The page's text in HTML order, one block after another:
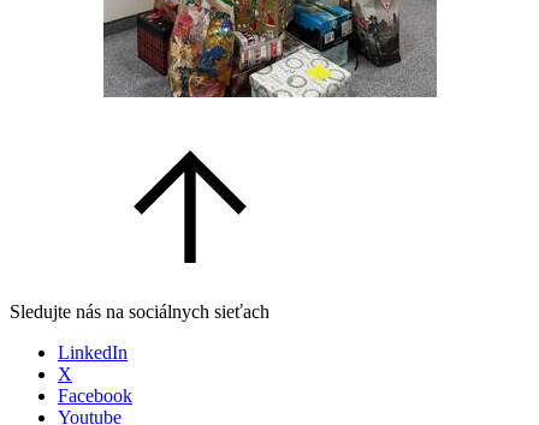
Sledujte nás na sociálnych sieťach
LinkedIn
X
Facebook
Youtube